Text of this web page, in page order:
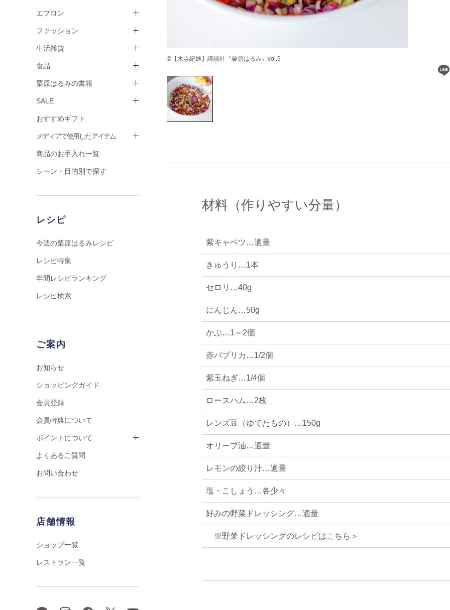
エプロン
ファッション
生活雑貨
食品
栗原はるみの書籍
SALE
おすすめギフト
メディアで使用したアイテム
商品のお手入れ一覧
シーン・目的別で探す
レシピ
今週の栗原はるみレシピ
レシピ特集
年間レシピランキング
レシピ検索
ご案内
お知らせ
ショッピングガイド
会員登録
会員特典について
ポイントについて
よくあるご質問
お問い合わせ
店舗情報
ショップ一覧
レストラン一覧
©【木寺紀雄】講談社『栗原はるみ』vol.9
材料（作りやすい分量）
紫キャベツ…適量
きゅうり…1本
セロリ…40g
にんじん…50g
かぶ…1～2個
赤パプリカ…1/2個
紫玉ねぎ…1/4個
ロースハム…2枚
レンズ豆（ゆでたもの）…150g
オリーブ油…適量
レモンの絞り汁…適量
塩・こしょう…各少々
好みの野菜ドレッシング…適量
※野菜ドレッシングのレシピはこちら＞